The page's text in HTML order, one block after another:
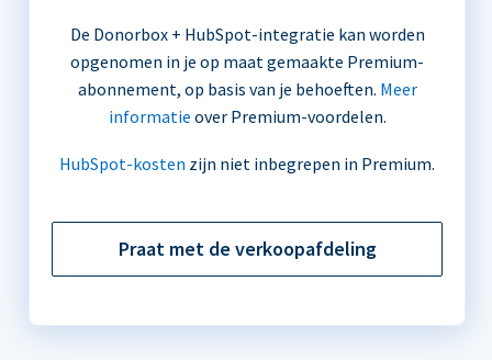
De Donorbox + HubSpot-integratie kan worden
opgenomen in je op maat gemaakte Premium-
abonnement, op basis van je behoeften. Meer
informatie over Premium-voordelen.
HubSpot-kosten zijn niet inbegrepen in Premium.
Praat met de verkoopafdeling